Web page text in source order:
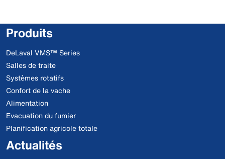
Produits
DeLaval VMS™ Series
Salles de traite
Systèmes rotatifs
Confort de la vache
Alimentation
Evacuation du fumier
Planification agricole totale
Actualités